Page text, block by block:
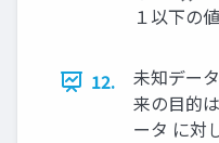
１以下の
12.
未知デー
来の目的
ータ に対